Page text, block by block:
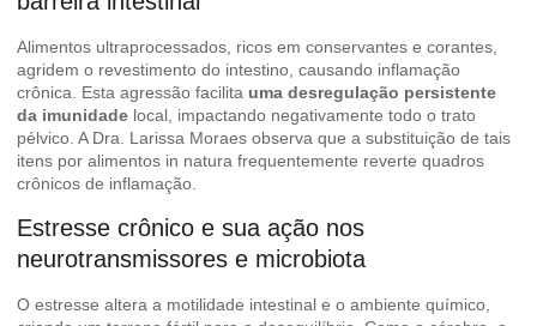
Alimentos ultraprocessados, ricos em conservantes e corantes,
agridem o revestimento do intestino, causando inflamação
crônica. Esta agressão facilita uma desregulação persistente
da imunidade local, impactando negativamente todo o trato
pélvico. A Dra. Larissa Moraes observa que a substituição de tais
itens por alimentos in natura frequentemente reverte quadros
crônicos de inflamação.
Estresse crônico e sua ação nos
neurotransmissores e microbiota
O estresse altera a motilidade intestinal e o ambiente químico,